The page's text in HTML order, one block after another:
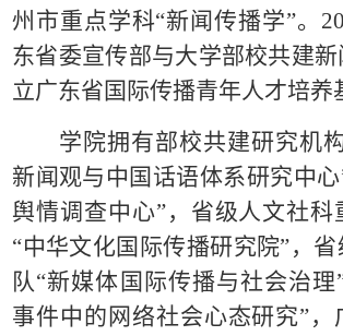
州市重点学科“新闻传播学”。
东省委宣传部与大学部校共建
立广东省国际传播青年人才培养
学院拥有部校共建研究机
新闻观与中国话语体系研究中心
舆情调查中心”，省级人文社科
“中华文化国际传播研究院”，
队“新媒体国际传播与社会治理
事件中的网络社会心态研究”，